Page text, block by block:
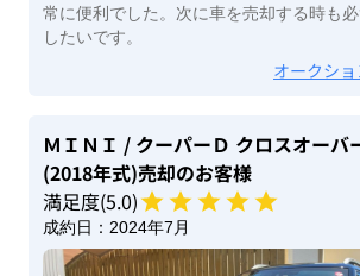
常に便利でした。次に車を売却する時も
したいです。
オークシ
ＭＩＮＩ / クーパーＤ クロスオーバ
(2018年式)売却のお客様
満足度(5.0)
成約日： 2024年7月